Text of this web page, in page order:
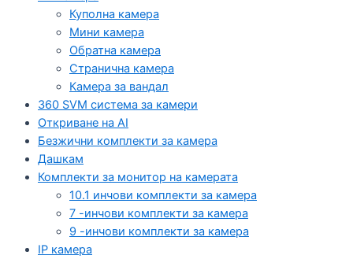
Куполна камера
Мини камера
Обратна камера
Странична камера
Камера за вандал
360 SVM система за камери
Откриване на AI
Безжични комплекти за камера
Дашкам
Комплекти за монитор на камерата
10.1 инчови комплекти за камера
7 -инчови комплекти за камера
9 -инчови комплекти за камера
IP камера